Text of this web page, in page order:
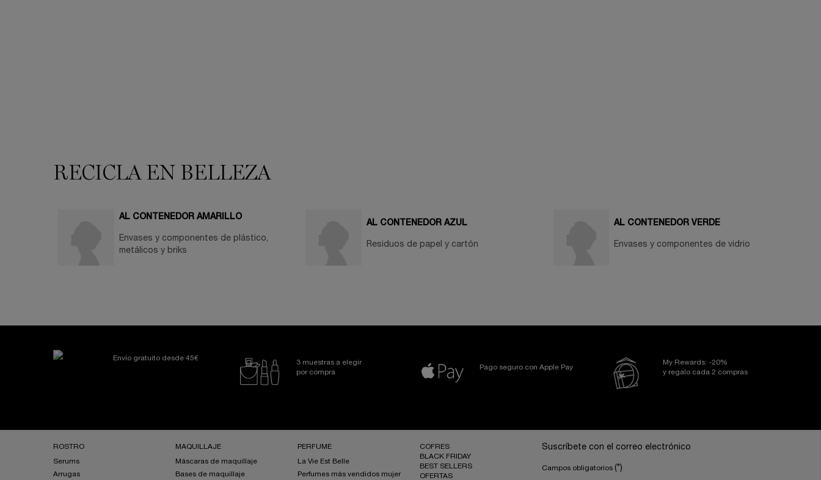
RECICLA EN BELLEZA
AL CONTENEDOR AMARILLO
Envases y componentes de plástico,
metálicos y briks
AL CONTENEDOR AZUL
Residuos de papel y cartón
AL CONTENEDOR VERDE
Envases y componentes de vidrio
Envío gratuito desde 45€
3 muestras a elegir
por compra
Pago seguro con Apple Pay
My Rewards: -20%
y regalo cada 2 compras
ROSTRO
Serums
Arrugas
MAQUILLAJE
Máscaras de maquillaje
Bases de maquillaje
PERFUME
La Vie Est Belle
Perfumes más vendidos mujer
COFRES
BLACK FRIDAY
BEST SELLERS
OFERTAS
Suscríbete con el correo electrónico
Campos obligatorios (*)